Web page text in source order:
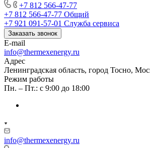
+7 812 566-47-77
+7 812 566-47-77 Общий
+7 921 091-57-01 Служба сервиса
Заказать звонок
E-mail
info@thermexenergy.ru
Адрес
Ленинградская область, город Тосно,
Режим работы
Пн. – Пт.: с 9:00 до 18:00
info@thermexenergy.ru